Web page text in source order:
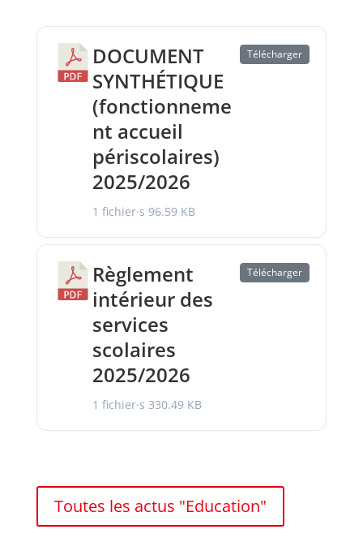
DOCUMENT
SYNTHÉTIQUE
(fonctionneme
nt accueil
périscolaires)
2025/2026
1 fichier·s 96.59 KB
Télécharger
Règlement
intérieur des
services
scolaires
2025/2026
1 fichier·s 330.49 KB
Télécharger
Toutes les actus "Education"